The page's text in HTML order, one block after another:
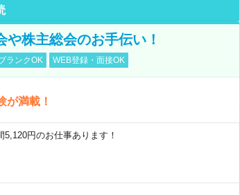
株主総会のお手伝い！
ランクOK WEB登録・面接OK
が満載！
円のお仕事あります！